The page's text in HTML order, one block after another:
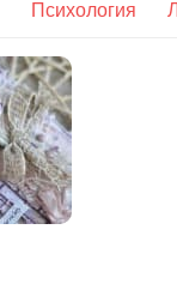
Психология